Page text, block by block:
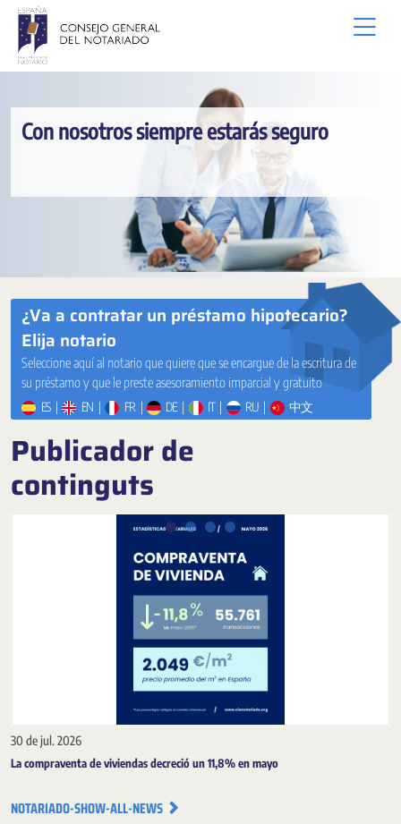
Salta al contingut principal
Con nosotros siempre estarás seguro
¿Va a contratar un préstamo hipotecario?
Elija notario
Seleccione aquí al notario que quiere que se encargue de la escritura de
su préstamo y que le preste asesoramiento imparcial y gratuito
ES | EN | FR | DE | IT | RU | 中文
Publicador de
continguts
30 de jul. 2026
La compraventa de viviendas decreció un 11,8% en mayo
NOTARIADO-SHOW-ALL-NEWS